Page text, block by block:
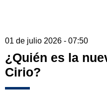
01 de julio 2026 - 07:50
¿Quién es la
Cirio?